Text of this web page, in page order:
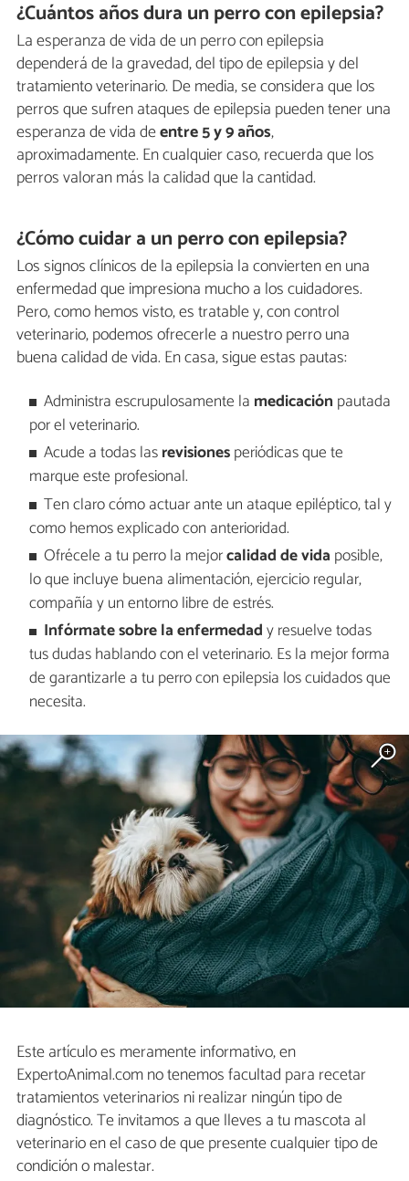
¿Cuántos años dura un perro con epilepsia?
La esperanza de vida de un perro con epilepsia
dependerá de la gravedad, del tipo de epilepsia y del
tratamiento veterinario. De media, se considera que los
perros que sufren ataques de epilepsia pueden tener una
esperanza de vida deentre 5 y 9 años,
aproximadamente. En cualquier caso, recuerda que los
perros valoran más la calidad que la cantidad.
¿Cómo cuidar a un perro con epilepsia?
Los signos clínicos de la epilepsia la convierten en una
enfermedad que impresiona mucho a los cuidadores.
Pero, como hemos visto, es tratable y, con control
veterinario, podemos ofrecerle a nuestro perro una
buena calidad de vida. En casa, sigue estas pautas:
Administra escrupulosamente la medicación pautada
por el veterinario.
Acude a todas lasrevisionesperiódicas que te
marque este profesional.
Ten claro cómo actuar ante un ataque epiléptico, tal y
como hemos explicado con anterioridad.
Ofrécele a tu perro la mejorcalidad de vida posible,
lo que incluye buena alimentación, ejercicio regular,
compañía y un entorno libre de estrés.
Infórmate sobre la enfermedady resuelve todas
tus dudas hablando con el veterinario. Es la mejor forma
de garantizarle a tu perro con epilepsia los cuidados que
necesita.
Este artículo es meramente informativo, en
ExpertoAnimal.com no tenemos facultad para recetar
tratamientos veterinarios ni realizar ningún tipo de
diagnóstico. Te invitamos a que lleves a tu mascota al
veterinario en el caso de que presente cualquier tipo de
condición o malestar.